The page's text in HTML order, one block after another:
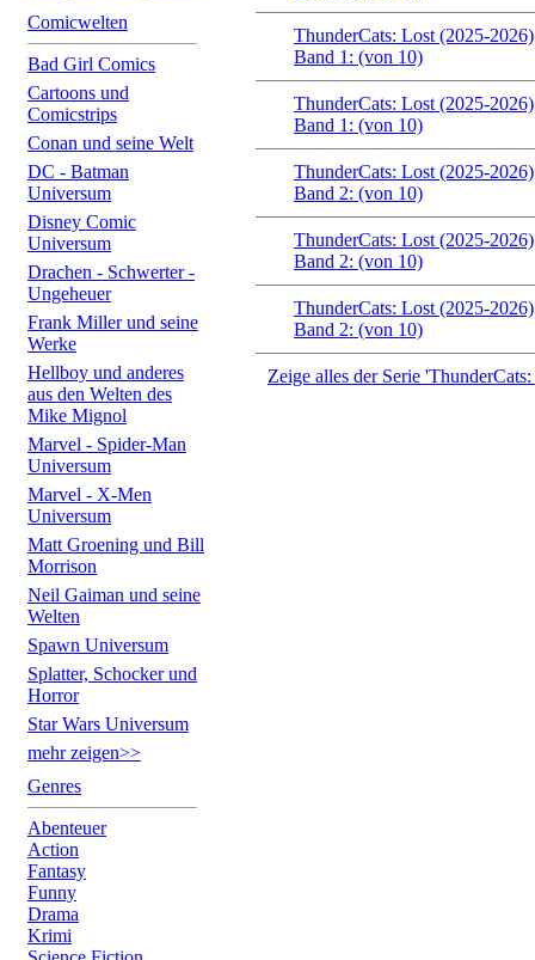
Comicwelten
Bad Girl Comics
Cartoons und
Comicstrips
Conan und seine Welt
DC - Batman
Universum
Disney Comic
Universum
Drachen - Schwerter -
Ungeheuer
Frank Miller und seine
Werke
Hellboy und anderes
aus den Welten des
Mike Mignol
Marvel - Spider-Man
Universum
Marvel - X-Men
Universum
Matt Groening und Bill
Morrison
Neil Gaiman und seine
Welten
Spawn Universum
Splatter, Schocker und
Horror
Star Wars Universum
mehr zeigen>>
Genres
Abenteuer
Action
Fantasy
Funny
Drama
Krimi
ThunderCats: Lost (2025-2026)
Band 1: (von 10)
ThunderCats: Lost (2025-2026)
Band 1: (von 10)
ThunderCats: Lost (2025-2026)
Band 2: (von 10)
ThunderCats: Lost (2025-2026)
Band 2: (von 10)
ThunderCats: Lost (2025-2026)
Band 2: (von 10)
Zeige alles der Serie